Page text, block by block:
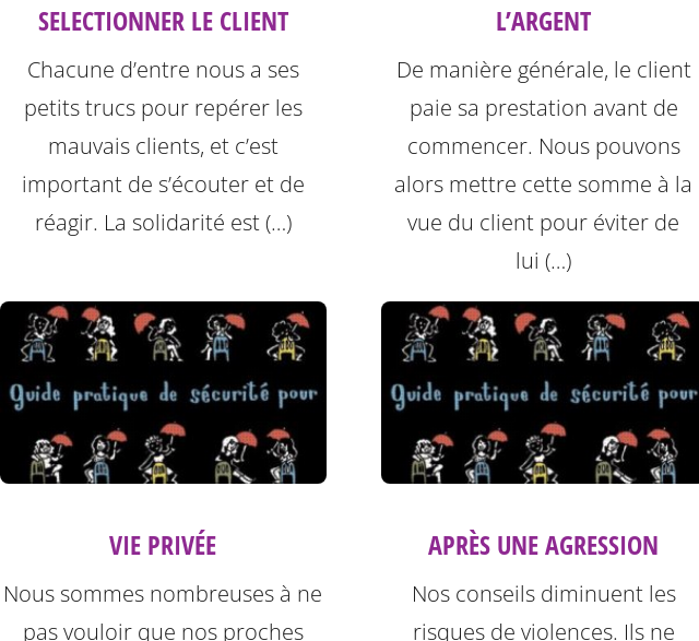
SELECTIONNER LE CLIENT
Chacune d’entre nous a ses
petits trucs pour repérer les
mauvais clients, et c’est
important de s’écouter et de
réagir. La solidarité est (…)
L’ARGENT
De manière générale, le client
paie sa prestation avant de
commencer. Nous pouvons
alors mettre cette somme à la
vue du client pour éviter de
lui (…)
VIE PRIVÉE
Nous sommes nombreuses à ne
pas vouloir que nos proches
APRÈS UNE AGRESSION
Nos conseils diminuent les
risques de violences. Ils ne